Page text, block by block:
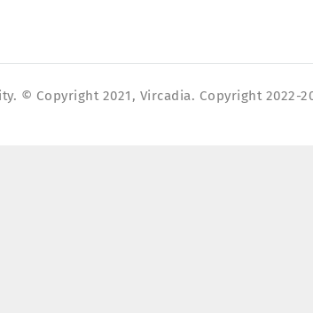
© Copyright 2021, Vircadia. Copyright 2022-